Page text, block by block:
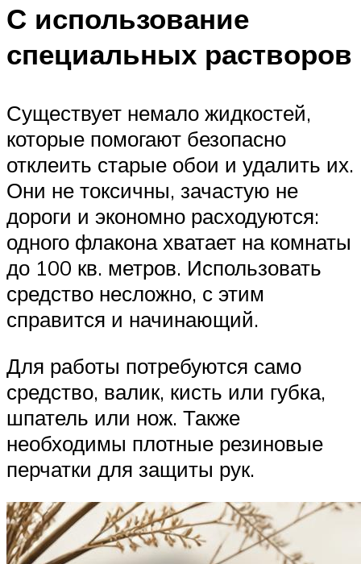
С использование
специальных растворов
Существует немало жидкостей,
которые помогают безопасно
отклеить старые обои и удалить их.
Они не токсичны, зачастую не
дороги и экономно расходуются:
одного флакона хватает на комнаты
до 100 кв. метров. Использовать
средство несложно, с этим
справится и начинающий.
Для работы потребуются само
средство, валик, кисть или губка,
шпатель или нож. Также
необходимы плотные резиновые
перчатки для защиты рук.